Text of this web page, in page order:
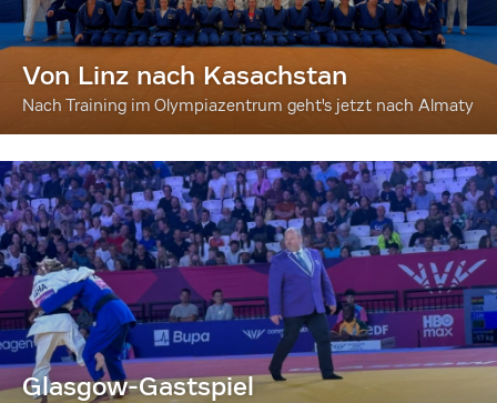
Von Linz nach Kasachstan
Nach Training im Olympiazentrum geht's jetzt nach Almaty
Glasgow-Gastspiel